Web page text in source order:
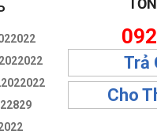
nhất.
Trả
Cho